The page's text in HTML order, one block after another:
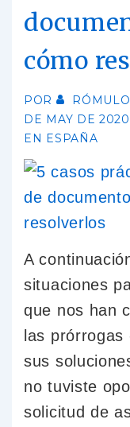
cómo
POR
DE MAY DE 2020
EN ESPAÑA
A
situaciones
que nos han
las prórrogas
sus
no tuviste
solicitud de